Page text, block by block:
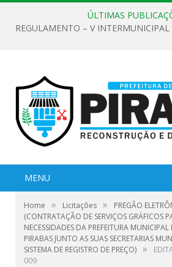
ÚLTIMAS
MENU
Home » Licitações »
PREGÃO
(CONTRATAÇÃO DE SERVIÇOS GRÁFICOS
NECESSIDADES DA PREFEITURA
PIRABAS JUNTO AS SUAS SECRETARIAS
SISTEMA DE REGISTRO DE PREÇO) »
009